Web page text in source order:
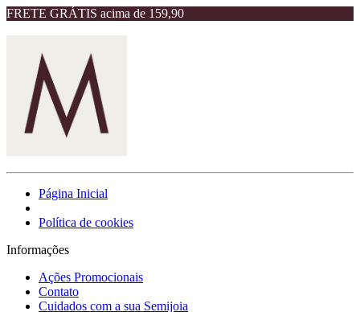
FRETE GRÁTIS acima de 159,90
Página Inicial
Política de cookies
Informações
Ações Promocionais
Contato
Cuidados com a sua Semijoia